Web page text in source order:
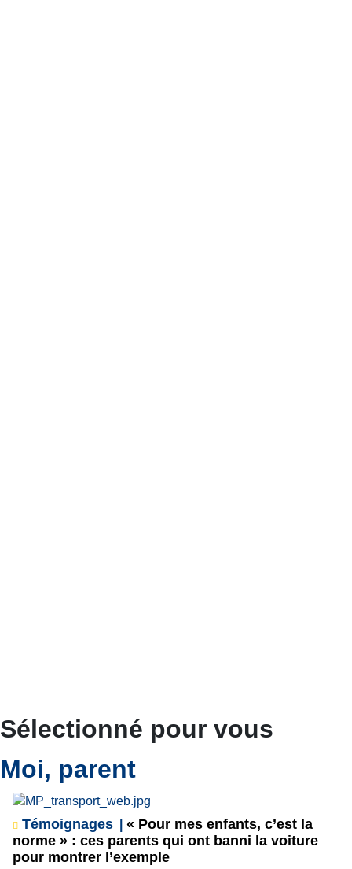
Sélectionné pour vous
Moi, parent
Témoignages
« Pour mes enfants, c’est la
norme » : ces parents qui ont banni la voiture
pour montrer l’exemple